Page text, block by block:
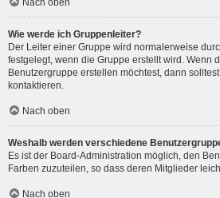
Nach oben
Wie werde ich Gruppenleiter?
Der Leiter einer Gruppe wird normalerweise
festgelegt, wenn die Gruppe erstellt wird. Wenn
Benutzergruppe erstellen möchtest, dann
kontaktieren.
Nach oben
Weshalb werden verschiedene
Es ist der Board-Administration möglich, den
Farben zuzuteilen, so dass deren Mitglieder
Nach oben